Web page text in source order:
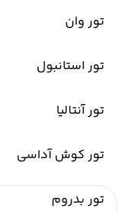
تور وان
تور استانبول
تور آنتالیا
تور کوش آداسی
تور بدروم